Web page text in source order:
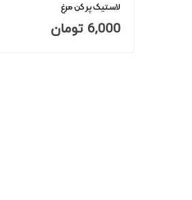
لاستیک پر کن مرغ
6,000 تومان